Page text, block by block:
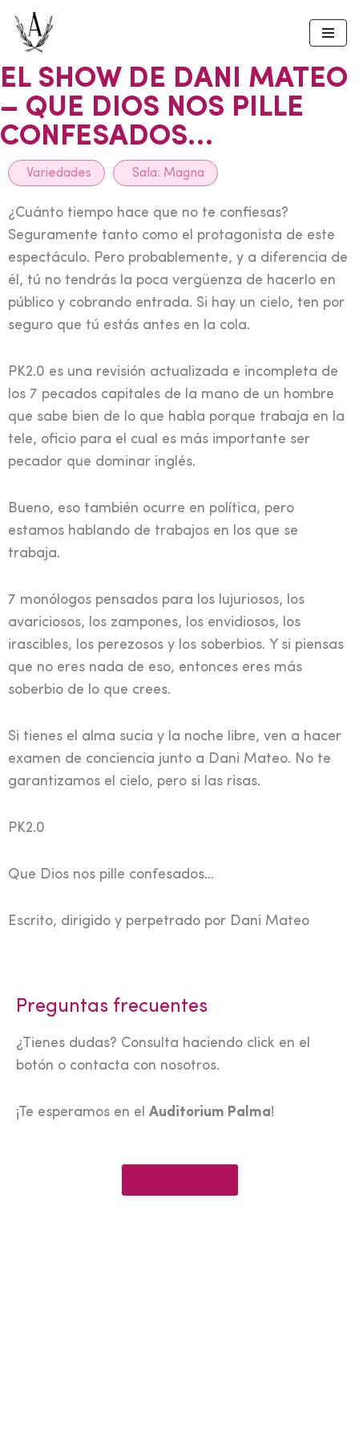
Skip
to
content
EL SHOW DE DANI MATEO
– QUE DIOS NOS PILLE
CONFESADOS…
Variedades Sala: Magna
¿Cuánto tiempo hace que no te confiesas?
Seguramente tanto como el protagonista de este
espectáculo. Pero probablemente, y a diferencia de
él, tú no tendrás la poca vergüenza de hacerlo en
público y cobrando entrada. Si hay un cielo, ten por
seguro que tú estás antes en la cola.
PK2.0 es una revisión actualizada e incompleta de
los 7 pecados capitales de la mano de un hombre
que sabe bien de lo que habla porque trabaja en la
tele, oficio para el cual es más importante ser
pecador que dominar inglés.
Bueno, eso también ocurre en política, pero
estamos hablando de trabajos en los que se
trabaja.
7 monólogos pensados para los lujuriosos, los
avariciosos, los zampones, los envidiosos, los
irascibles, los perezosos y los soberbios. Y si piensas
que no eres nada de eso, entonces eres más
soberbio de lo que crees.
Si tienes el alma sucia y la noche libre, ven a hacer
examen de conciencia junto a Dani Mateo. No te
garantizamos el cielo, pero si las risas.
PK2.0
Que Dios nos pille confesados…
Escrito, dirigido y perpetrado por Dani Mateo
Preguntas frecuentes
¿Tienes dudas? Consulta haciendo click en el
botón o contacta con nosotros.
¡Te esperamos en el Auditorium Palma!